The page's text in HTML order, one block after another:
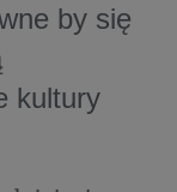
by się
kultury